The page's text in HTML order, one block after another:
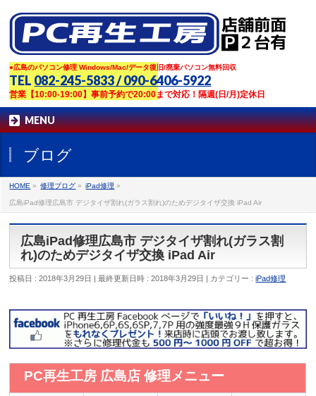
●広島のパソコン修理 Windows/Mac/データ復旧/廃棄パソコン無料回収
TEL 082-245-5833 / 090-6406-5922
営業【10:00-19:00】事前予約で20:00まで対応！隔週(日/月)定休日
MENU
ブログ
HOME » 修理ブログ » iPad修理 »
広島iPad修理広島市 デジタイザ割れ(ガラス割れ)のためデジタイザ交換 iPad Air
広島iPad修理広島市 デジタイザ割れ(ガラス割
れ)のためデジタイザ交換 iPad Air
投稿日 : 2018年3月29日 最終更新日時 : 2018年3月29日 カテゴリー :iPad修理
PC再生工房 広島店 修理メニュー